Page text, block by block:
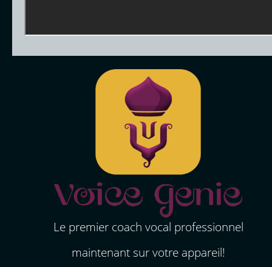
Le premier coach vocal professionnel
maintenant sur votre appareil!